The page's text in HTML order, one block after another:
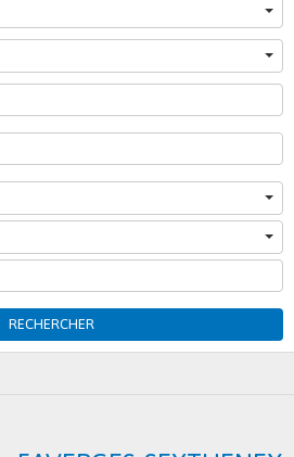
RECHERCHER